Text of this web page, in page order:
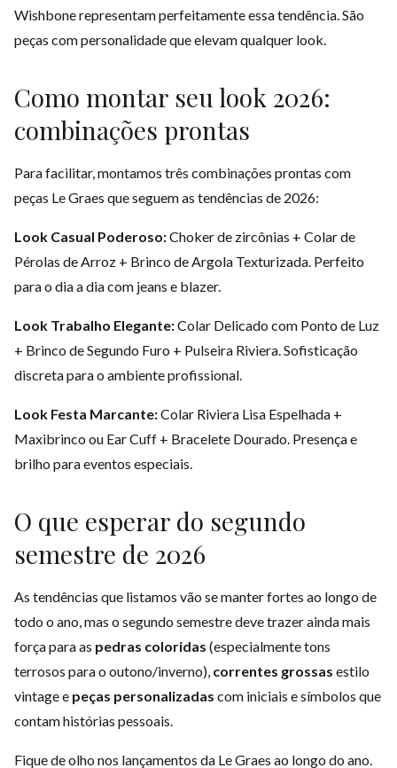
Wishbone representam perfeitamente essa tendência. São
peças com personalidade que elevam qualquer look.
Como montar seu look 2026:
combinações prontas
Para facilitar, montamos três combinações prontas com
peças Le Graes que seguem as tendências de 2026:
Look Casual Poderoso:Choker de zircônias + Colar de
Pérolas de Arroz + Brinco de Argola Texturizada. Perfeito
para o dia a dia com jeans e blazer.
Look Trabalho Elegante:Colar Delicado com Ponto de Luz
+ Brinco de Segundo Furo + Pulseira Riviera. Sofisticação
discreta para o ambiente profissional.
Look Festa Marcante:Colar Riviera Lisa Espelhada +
Maxibrinco ou Ear Cuff + Bracelete Dourado. Presença e
brilho para eventos especiais.
O que esperar do segundo
semestre de 2026
As tendências que listamos vão se manter fortes ao longo de
todo o ano, mas o segundo semestre deve trazer ainda mais
força para as pedras coloridas (especialmente tons
terrosos para o outono/inverno), correntes grossas estilo
vintage e peças personalizadas com iniciais e símbolos que
contam histórias pessoais.
Fique de olho nos lançamentos da Le Graes ao longo do ano.